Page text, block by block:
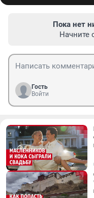
Пока нет
Начните
Гость
Войти